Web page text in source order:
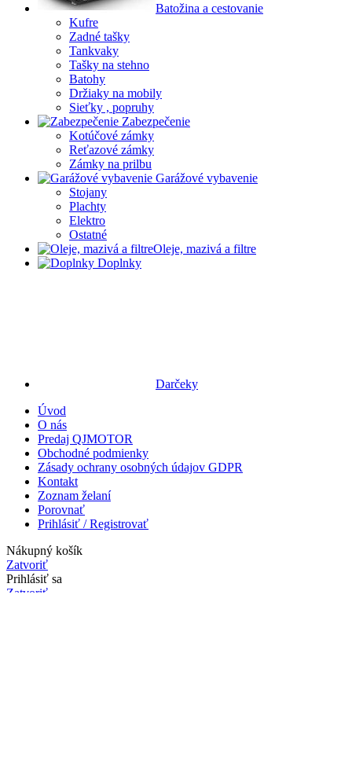
Batožina a cestovanie
Kufre
Zadné tašky
Tankvaky
Tašky na stehno
Batohy
Držiaky na mobily
Sieťky , popruhy
Zabezpečenie
Kotúčové zámky
Reťazové zámky
Zámky na prilbu
Garážové vybavenie
Stojany
Plachty
Elektro
Ostatné
Oleje, mazivá a filtre
Doplnky
Darčeky
Úvod
O nás
Predaj QJMOTOR
Obchodné podmienky
Zásady ochrany osobných údajov GDPR
Kontakt
Zoznam želaní
Porovnať
Prihlásiť / Registrovať
Nákupný košík
Zatvoriť
Prihlásiť sa
Zatvoriť